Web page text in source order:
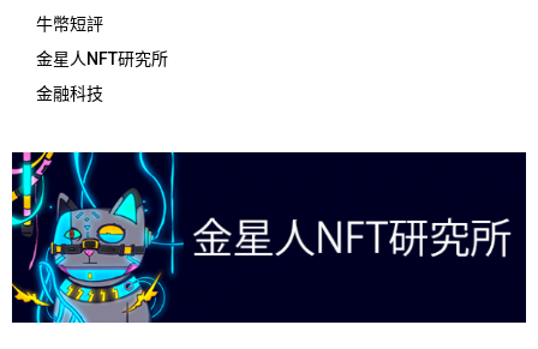
牛幣短評
金星人NFT研究所
金融科技